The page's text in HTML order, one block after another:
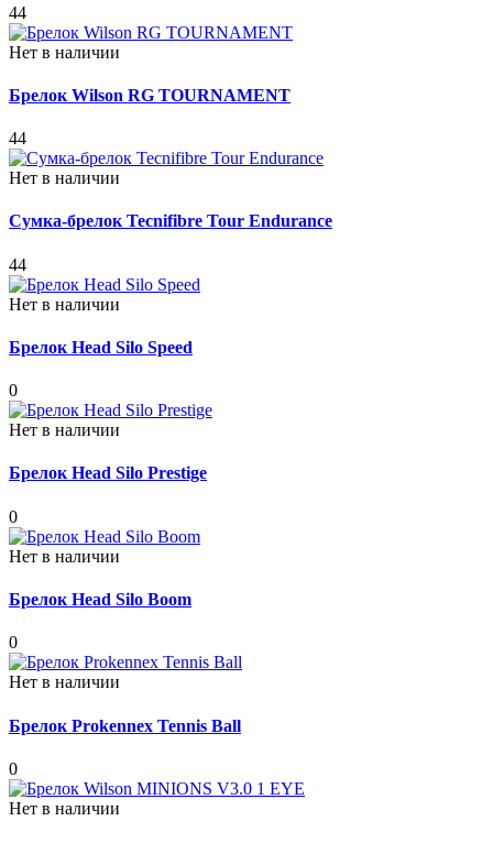
44
Нет в наличии
Брелок Wilson RG TOURNAMENT
44
Нет в наличии
Сумка-брелок Tecnifibre Tour Endurance
44
Нет в наличии
Брелок Head Silo Speed
0
Нет в наличии
Брелок Head Silo Prestige
0
Нет в наличии
Брелок Head Silo Boom
0
Нет в наличии
Брелок Prokennex Tennis Ball
0
Нет в наличии